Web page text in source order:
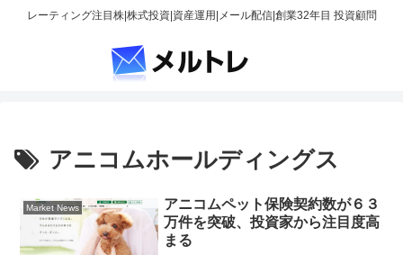
レーティング注目株|株式投資|資産運用|メール配信|創業32年目 投資顧問
アニコムホールディングス
Market News
アニコムペット保険契約数が６３
万件を突破、投資家から注目度高
まる